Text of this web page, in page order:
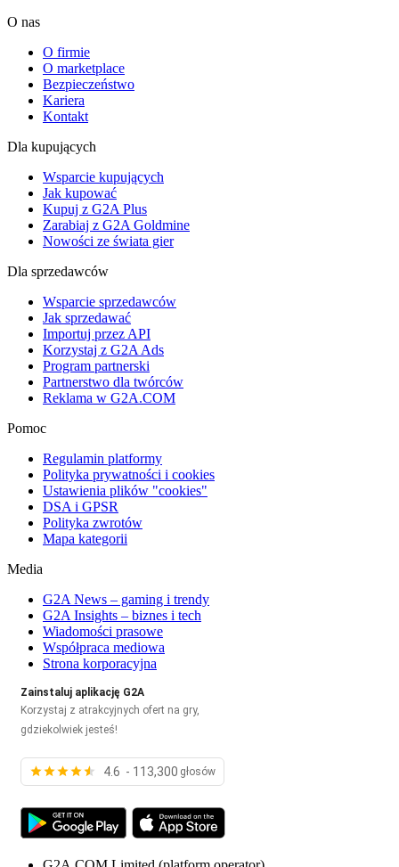
O nas
O firmie
O marketplace
Bezpieczeństwo
Kariera
Kontakt
Dla kupujących
Wsparcie kupujących
Jak kupować
Kupuj z G2A Plus
Zarabiaj z G2A Goldmine
Nowości ze świata gier
Dla sprzedawców
Wsparcie sprzedawców
Jak sprzedawać
Importuj przez API
Korzystaj z G2A Ads
Program partnerski
Partnerstwo dla twórców
Reklama w G2A.COM
Pomoc
Regulamin platformy
Polityka prywatności i cookies
Ustawienia plików "cookies"
DSA i GPSR
Polityka zwrotów
Mapa kategorii
Media
G2A News – gaming i trendy
G2A Insights – biznes i tech
Wiadomości prasowe
Współpraca mediowa
Strona korporacyjna
Zainstaluj aplikację G2A
Korzystaj z atrakcyjnych ofert na gry,
gdziekolwiek jesteś!
4.6 - 113,300 głosów